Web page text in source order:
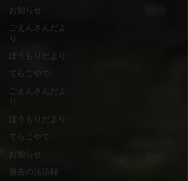
お知らせ
ごえんさんだよ
り
ぼうもりだより
てらこやで
ごえんさんだよ
り
ぼうもりだより
てらこやで
お知らせ
過去の法語録